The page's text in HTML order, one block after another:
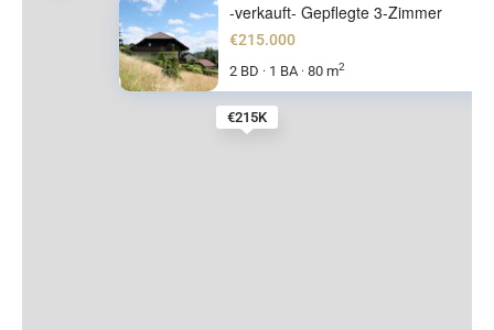
€215K
-verkauft- Gepflegte 3-Zimmer
€215.000
2 BD · 1 BA · 80 m2